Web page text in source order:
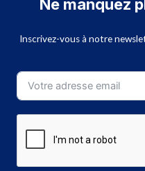
Ne manquez
Inscrivez-vous à notre